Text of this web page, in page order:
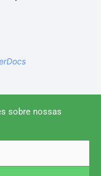
sobre nossas